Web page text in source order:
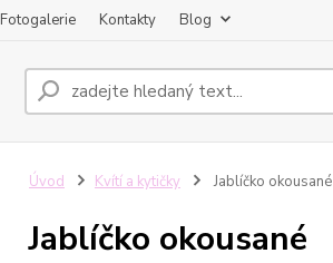
Fotogalerie Kontakty Blog
Úvod Kvítí a kytičky Jablíčko okousané
Jablíčko okousané